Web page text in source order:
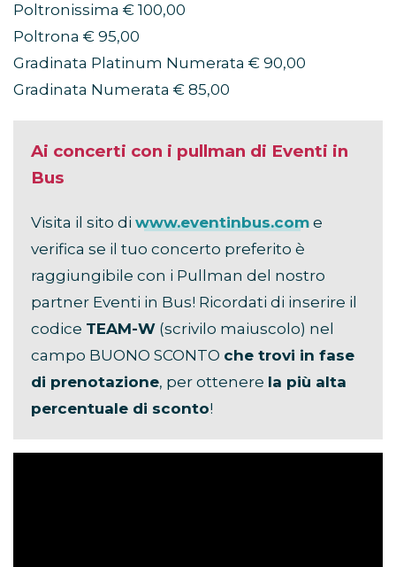
Poltronissima € 100,00
Poltrona € 95,00
Gradinata Platinum Numerata € 90,00
Gradinata Numerata € 85,00
Ai concerti con i pullman di Eventi in
Bus
Visita il sito di www.eventinbus.com e
verifica se il tuo concerto preferito è
raggiungibile con i Pullman del nostro
partner Eventi in Bus! Ricordati di inserire il
codice TEAM-W (scrivilo maiuscolo) nel
campo BUONO SCONTO che trovi in fase
di prenotazione, per ottenere la più alta
percentuale di sconto!